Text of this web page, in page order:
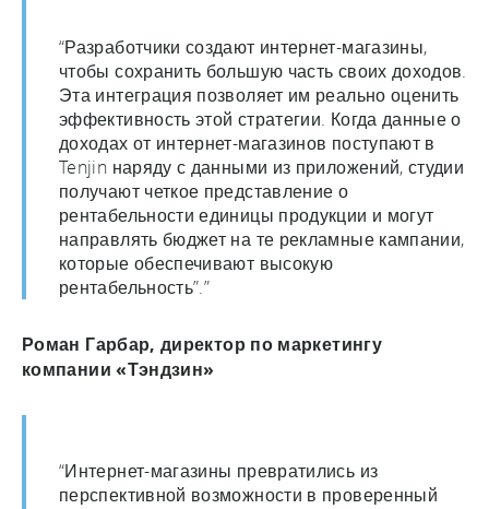
“Разработчики создают интернет-магазины,
чтобы сохранить большую часть своих доходов.
Эта интеграция позволяет им реально оценить
эффективность этой стратегии. Когда данные о
доходах от интернет-магазинов поступают в
Tenjin наряду с данными из приложений, студии
получают четкое представление о
рентабельности единицы продукции и могут
направлять бюджет на те рекламные кампании,
которые обеспечивают высокую
рентабельность”.”
Роман Гарбар, директор по маркетингу
компании «Тэндзин»
“Интернет-магазины превратились из
перспективной возможности в проверенный